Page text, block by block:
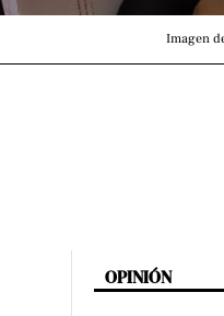
Imagen
OPINIÓN